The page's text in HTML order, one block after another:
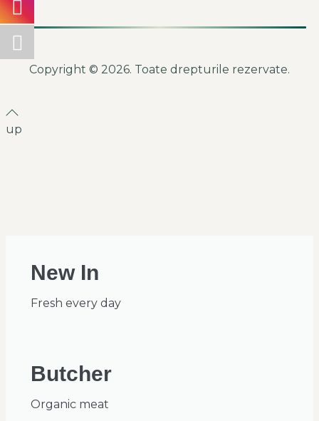
Copyright © 2026. Toate drepturile rezervate.
up
New In
Fresh every day
Butcher
Organic meat